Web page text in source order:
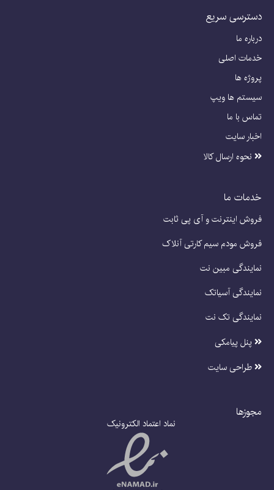
دسترسی سریع
درباره ما
خدمات اصلی
پروژه ها
سیستم ها ویپ
تماس با ما
اخبار سایت
نحوه ارسال کالا
خدمات ما
فروش اینترنت و آی پی ثابت
فروش مودم سیم کارتی آنلاک
نمایندگی مبین نت
نمایندگی آسیاتک
نمایندگی تک نت
پنل پیامکی
طراحی سایت
مجوزها
نماد اعتماد الکترونیک